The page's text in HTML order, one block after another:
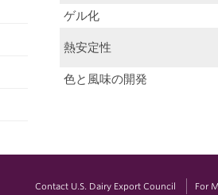
ゲル化
熱安定性
色と風味の開発
Contact U.S. Dairy Export Council For